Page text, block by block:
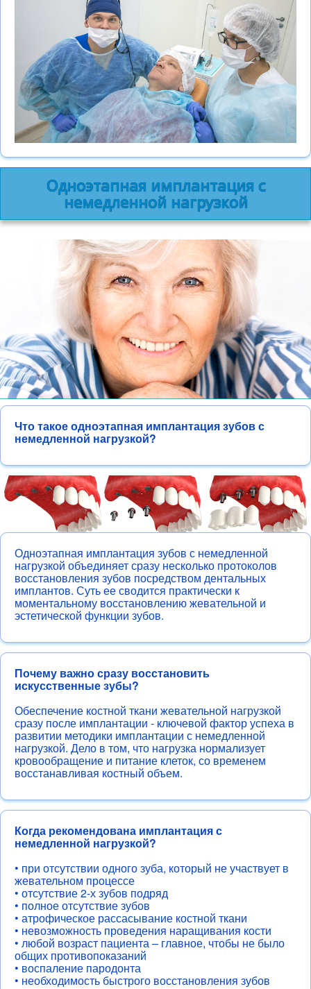
Одноэтапная имплантация с
немедленной нагрузкой
Что такое одноэтапная имплантация зубов с
немедленной нагрузкой?
Одноэтапная имплантация зубов с немедленной
нагрузкой объединяет сразу несколько протоколов
восстановления зубов посредством дентальных
имплантов. Суть ее сводится практически к
моментальному восстановлению жевательной и
эстетической функции зубов.
Почему важно сразу восстановить
искусственные зубы?
Обеспечение костной ткани жевательной нагрузкой
сразу после имплантации - ключевой фактор успеха в
развитии методики имплантации с немедленной
нагрузкой. Дело в том, что нагрузка нормализует
кровообращение и питание клеток, со временем
восстанавливая костный объем.
Когда рекомендована имплантация с
немедленной нагрузкой?
• при отсутствии одного зуба, который не участвует в
жевательном процессе
• отсутствие 2-х зубов подряд
• полное отсутствие зубов
• атрофическое рассасывание костной ткани
• невозможность проведения наращивания кости
• любой возраст пациента – главное, чтобы не было
общих противопоказаний
• воспаление пародонта
• необходимость быстрого восстановления зубов